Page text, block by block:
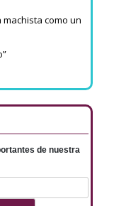
como un
de nuestra